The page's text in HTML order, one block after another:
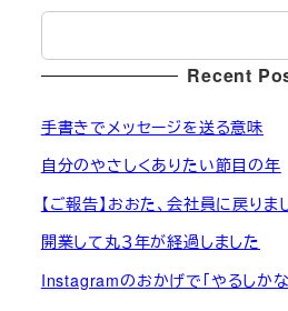
ゴ
Recent
手書きでメッセージを送る意味
自分のやさしくありたい節目の年
【ご報告】おおた、会社員に戻りま
開業して丸３年が経過しました
Instagramのおかげで「やるしかな